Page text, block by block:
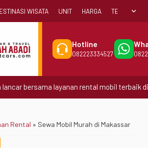
WISATA UNIT HARGA TENTANG
expand_more
Hotline
082223334527
layanan rental mobil terbaik di
Rental » Sewa Mobil Murah di Makassar